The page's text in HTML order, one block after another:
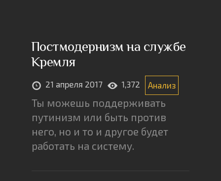
Постмодернизм на службе
Кремля
21 апреля 2017 1,372 Анализ
Ты можешь поддерживать
путинизм или быть против
него, но и то и другое будет
работать на систему.